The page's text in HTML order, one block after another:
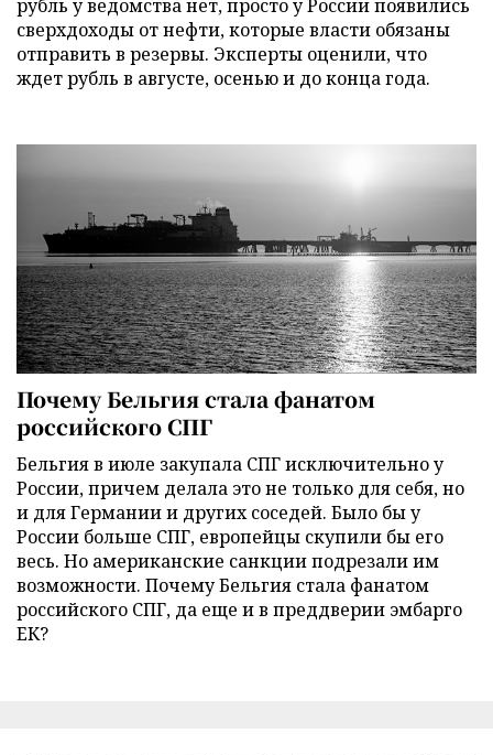
рубль у ведомства нет, просто у России появились
сверхдоходы от нефти, которые власти обязаны
отправить в резервы. Эксперты оценили, что
ждет рубль в августе, осенью и до конца года.
Почему Бельгия стала фанатом
российского СПГ
Бельгия в июле закупала СПГ исключительно у
России, причем делала это не только для себя, но
и для Германии и других соседей. Было бы у
России больше СПГ, европейцы скупили бы его
весь. Но американские санкции подрезали им
возможности. Почему Бельгия стала фанатом
российского СПГ, да еще и в преддверии эмбарго
ЕК?